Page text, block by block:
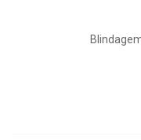
Lesiones